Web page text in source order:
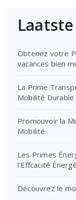
Obtenez votre
vacances bien
La Prime
Mobilité Durable
Promouvoir la
Mobilité
Les Primes
l’Effcacité
Découvrez le